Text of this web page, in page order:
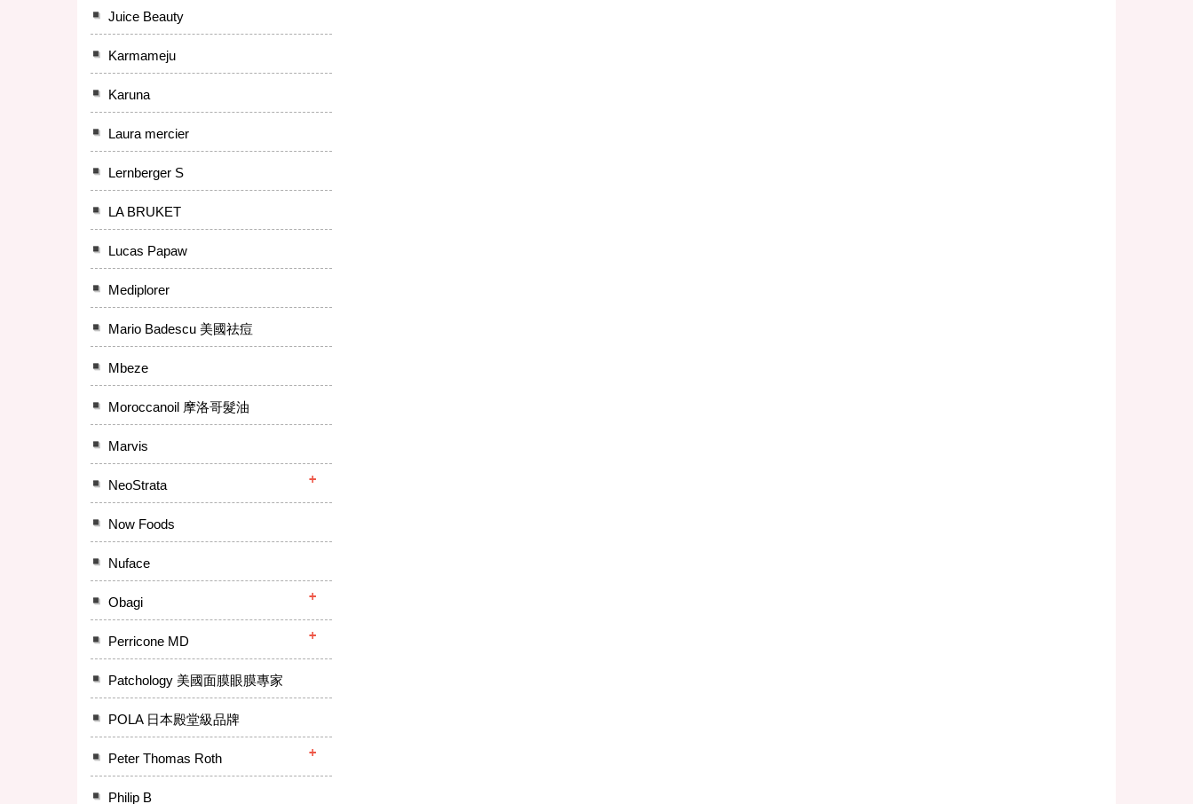
Juice Beauty
Karmameju
Karuna
Laura mercier
Lernberger S
LA BRUKET
Lucas Papaw
Mediplorer
Mario Badescu 美國祛痘
Mbeze
Moroccanoil 摩洛哥髮油
Marvis
NeoStrata
Now Foods
Nuface
Obagi
Perricone MD
Patchology 美國面膜眼膜專家
POLA 日本殿堂級品牌
Peter Thomas Roth
Philip B